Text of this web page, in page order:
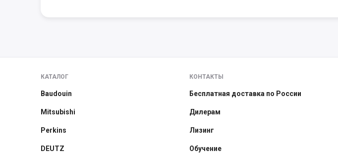
КАТАЛОГ
Baudouin
Mitsubishi
Perkins
DEUTZ
КОНТАКТЫ
Бесплатная доставка по России
Дилерам
Лизинг
Обучение